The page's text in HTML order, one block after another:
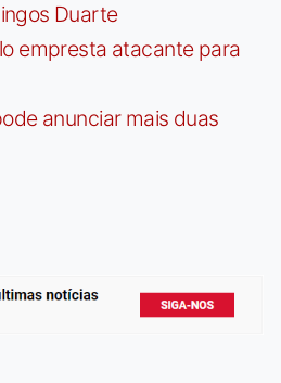
Duarte
empresta atacante para
anunciar mais duas